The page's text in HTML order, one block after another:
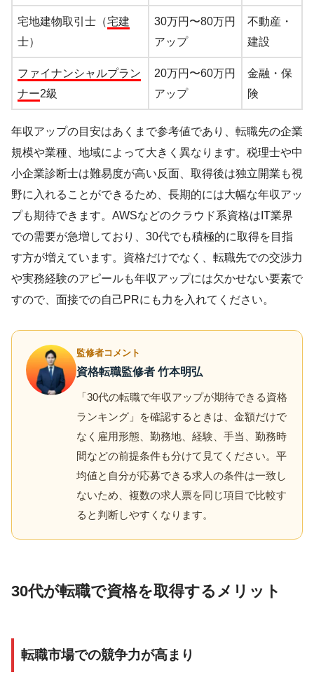
宅地建物取引士（宅建
士）
30万円〜80万円
アップ
不動産・
建設
ファイナンシャルプラン
ナー2級
20万円〜60万円
アップ
金融・保
険
年収アップの目安はあくまで参考値であり、転職先の企業
規模や業種、地域によって大きく異なります。税理士や中
小企業診断士は難易度が高い反面、取得後は独立開業も視
野に入れることができるため、長期的には大幅な年収アッ
プも期待できます。AWSなどのクラウド系資格はIT業界
での需要が急増しており、30代でも積極的に取得を目指
す方が増えています。資格だけでなく、転職先での交渉力
や実務経験のアピールも年収アップには欠かせない要素で
すので、面接での自己PRにも力を入れてください。
監修者コメント
資格転職監修者 竹本明弘
「30代の転職で年収アップが期待できる資格
ランキング」を確認するときは、金額だけで
なく雇用形態、勤務地、経験、手当、勤務時
間などの前提条件も分けて見てください。平
均値と自分が応募できる求人の条件は一致し
ないため、複数の求人票を同じ項目で比較す
ると判断しやすくなります。
30代が転職で資格を取得するメリット
転職市場での競争力が高まり